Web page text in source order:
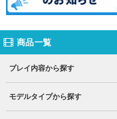
商品一覧
プレイ内容から探す
モデルタイプから探す